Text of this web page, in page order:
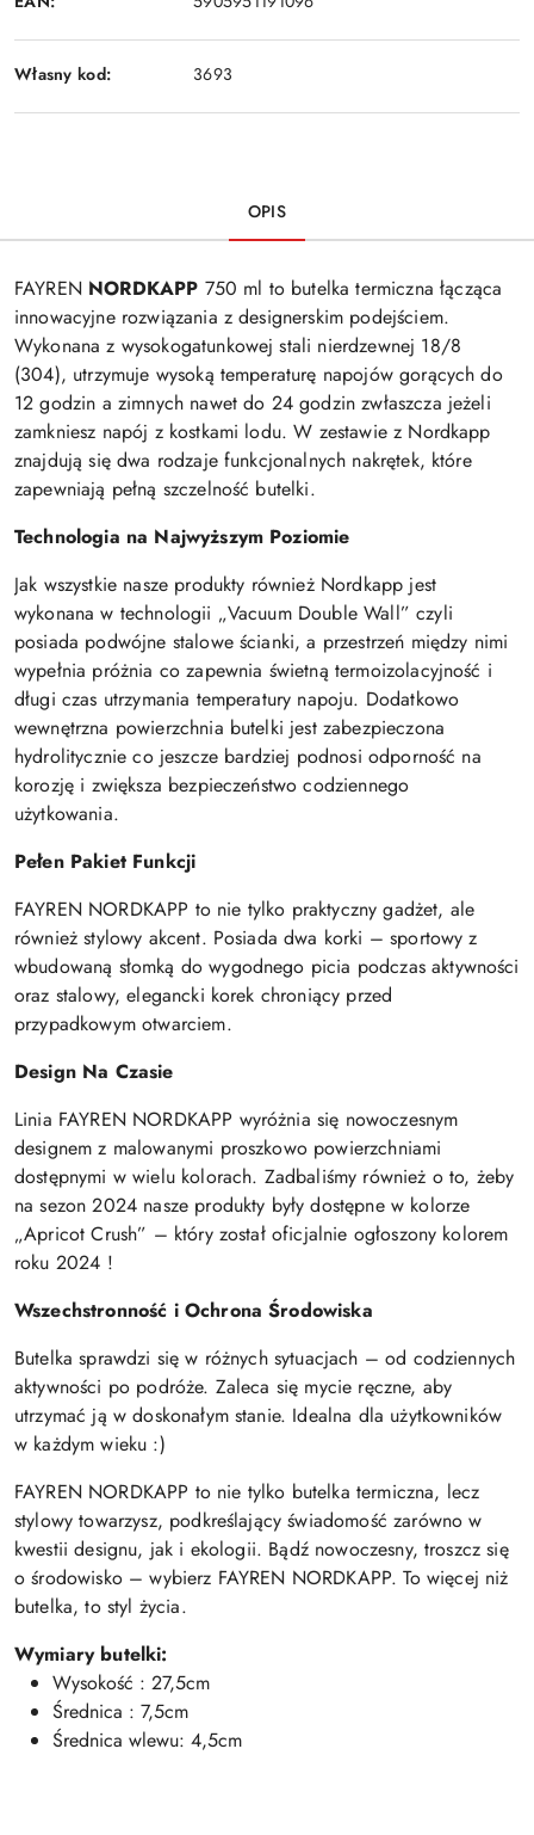
Własny kod: 3693
OPIS
FAYREN NORDKAPP 750 ml to butelka termiczna łącząca
innowacyjne rozwiązania z designerskim podejściem.
Wykonana z wysokogatunkowej stali nierdzewnej 18/8
(304), utrzymuje wysoką temperaturę napojów gorących do
12 godzin a zimnych nawet do 24 godzin zwłaszcza jeżeli
zamkniesz napój z kostkami lodu. W zestawie z Nordkapp
znajdują się dwa rodzaje funkcjonalnych nakrętek, które
zapewniają pełną szczelność butelki.
Technologia na Najwyższym Poziomie
Jak wszystkie nasze produkty również Nordkapp jest
wykonana w technologii „Vacuum Double Wall” czyli
posiada podwójne stalowe ścianki, a przestrzeń między nimi
wypełnia próżnia co zapewnia świetną termoizolacyjność i
długi czas utrzymania temperatury napoju. Dodatkowo
wewnętrzna powierzchnia butelki jest zabezpieczona
hydrolitycznie co jeszcze bardziej podnosi odporność na
korozję i zwiększa bezpieczeństwo codziennego
użytkowania.
Pełen Pakiet Funkcji
FAYREN NORDKAPP to nie tylko praktyczny gadżet, ale
również stylowy akcent. Posiada dwa korki – sportowy z
wbudowaną słomką do wygodnego picia podczas aktywności
oraz stalowy, elegancki korek chroniący przed
przypadkowym otwarciem.
Design Na Czasie
Linia FAYREN NORDKAPP wyróżnia się nowoczesnym
designem z malowanymi proszkowo powierzchniami
dostępnymi w wielu kolorach. Zadbaliśmy również o to, żeby
na sezon 2024 nasze produkty były dostępne w kolorze
„Apricot Crush” – który został oficjalnie ogłoszony kolorem
roku 2024 !
Wszechstronność i Ochrona Środowiska
Butelka sprawdzi się w różnych sytuacjach – od codziennych
aktywności po podróże. Zaleca się mycie ręczne, aby
utrzymać ją w doskonałym stanie. Idealna dla użytkowników
w każdym wieku :)
FAYREN NORDKAPP to nie tylko butelka termiczna, lecz
stylowy towarzysz, podkreślający świadomość zarówno w
kwestii designu, jak i ekologii. Bądź nowoczesny, troszcz się
o środowisko – wybierz FAYREN NORDKAPP. To więcej niż
butelka, to styl życia.
Wymiary butelki:
Wysokość : 27,5cm
Średnica : 7,5cm
Średnica wlewu: 4,5cm